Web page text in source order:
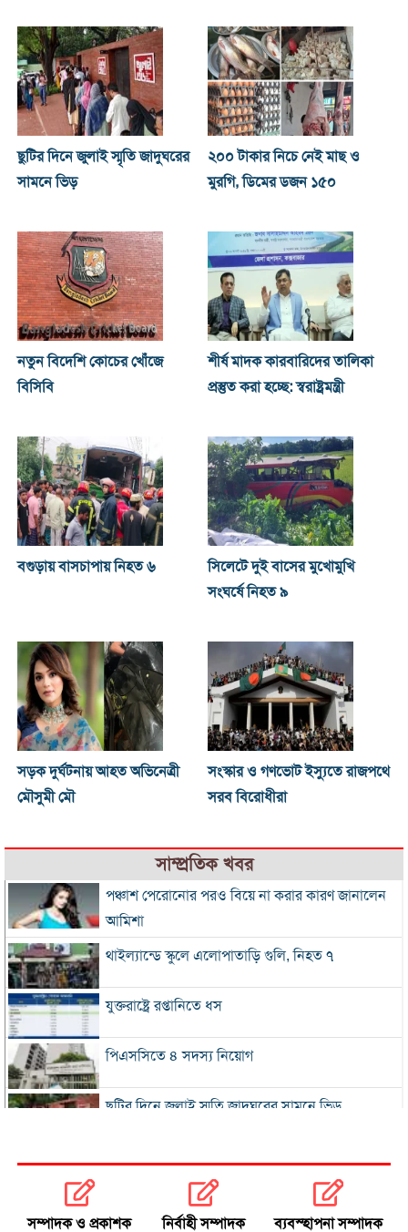
ছুটির দিনে জুলাই স্মৃতি জাদুঘরের
সামনে ভিড়
২০০ টাকার নিচে নেই মাছ ও
মুরগি, ডিমের ডজন ১৫০
নতুন বিদেশি কোচের খোঁজে
বিসিবি
শীর্ষ মাদক কারবারিদের তালিকা
প্রস্তুত করা হচ্ছে: স্বরাষ্ট্রমন্ত্রী
বগুড়ায় বাসচাপায় নিহত ৬
সিলেটে দুই বাসের মুখোমুখি
সংঘর্ষে নিহত ৯
সড়ক দুর্ঘটনায় আহত অভিনেত্রী
মৌসুমী মৌ
সংস্কার ও গণভোট ইস্যুতে রাজপথে
সরব বিরোধীরা
সাম্প্রতিক খবর
পঞ্চাশ পেরোনোর পরও বিয়ে না করার কারণ জানালেন
আমিশা
থাইল্যান্ডে স্কুলে এলোপাতাড়ি গুলি, নিহত ৭
যুক্তরাষ্ট্রে রপ্তানিতে ধস
পিএসসিতে ৪ সদস্য নিয়োগ
ছুটির দিনে জুলাই স্মৃতি জাদুঘরের সামনে ভিড়
নতুন বিদেশি কোচের খোঁজে বিসিবি
সম্পাদক ও প্রকাশক
নির্বাহী সম্পাদক ব্যবস্হাপনা সম্পাদক